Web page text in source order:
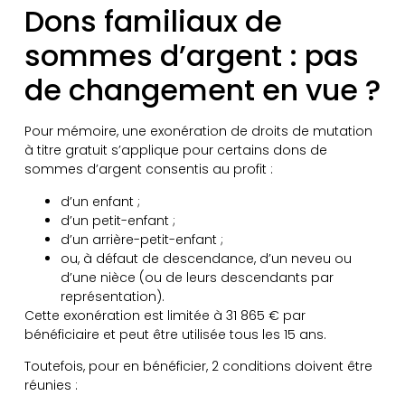
Dons familiaux de
sommes d’argent : pas
de changement en vue ?
Pour mémoire, une exonération de droits de mutation
à titre gratuit s’applique pour certains dons de
sommes d’argent consentis au profit :
d’un enfant ;
d’un petit-enfant ;
d’un arrière-petit-enfant ;
ou, à défaut de descendance, d’un neveu ou
d’une nièce (ou de leurs descendants par
représentation).
Cette exonération est limitée à 31 865 € par
bénéficiaire et peut être utilisée tous les 15 ans.
Toutefois, pour en bénéficier, 2 conditions doivent être
réunies :